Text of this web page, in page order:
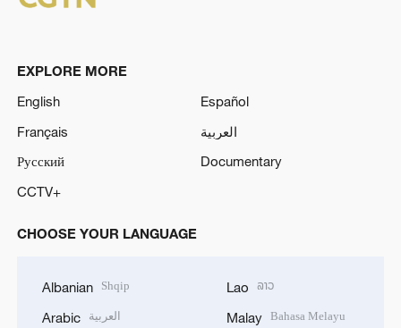
EXPLORE MORE
English
Español
Français
العربية
Русский
Documentary
CCTV+
CHOOSE YOUR LANGUAGE
Albanian Shqip
Arabic العربية
Lao ລາວ
Malay Bahasa Melayu